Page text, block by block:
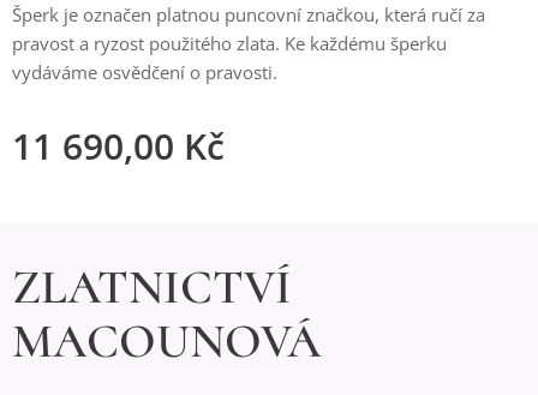
Šperk je označen platnou puncovní značkou, která ručí za
pravost a ryzost použitého zlata. Ke každému šperku
vydáváme osvědčení o pravosti.
11 690,00 Kč
ZLATNICTVÍ
MACOUNOVÁ